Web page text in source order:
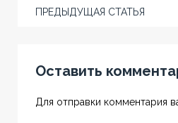
ПРЕДЫДУЩАЯ СТАТЬЯ
Оставить
Для отправки комментария